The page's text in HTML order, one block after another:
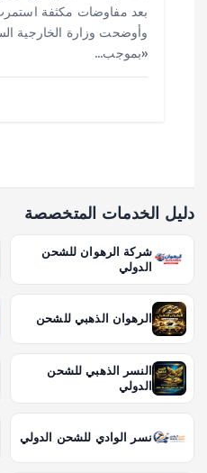
بعد مفاوضات مكثفة
وأوضحت وزارة الخارجية
«بموجب…
دليل الخدمات المتخصصة
شركة الرهوان للشحن
الدولي
الرهوان الذهبي للشحن
النسر الذهبي للشحن
الدولي
نسر الوادي للشحن الدولي